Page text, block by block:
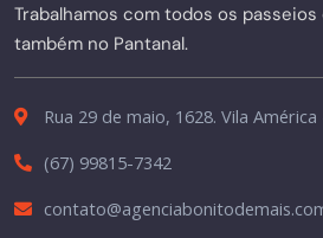
Trabalhamos com todos os passeios
também no Pantanal.
Rua 29 de maio, 1628. Vila
(67) 99815-7342